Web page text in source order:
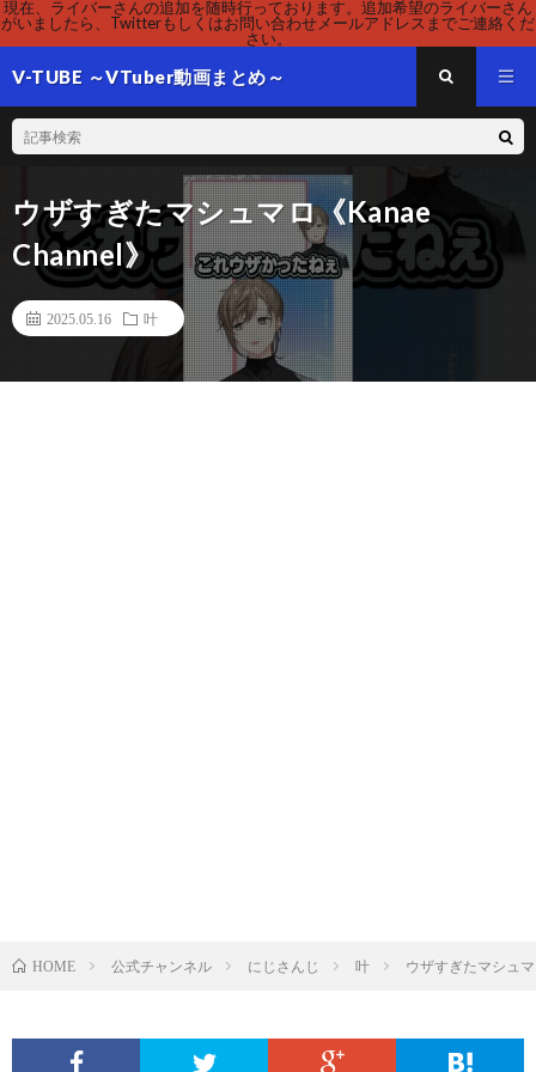
現在、ライバーさんの追加を随時行っております。追加希望のライバーさん
がいましたら、Twitterもしくはお問い合わせメールアドレスまでご連絡くだ
さい。
V-TUBE ～VTuber動画まとめ～
ウザすぎたマシュマロ《Kanae
Channel》
2025.05.16 叶
HOME 公式チャンネル にじさんじ 叶 ウザすぎたマシュ